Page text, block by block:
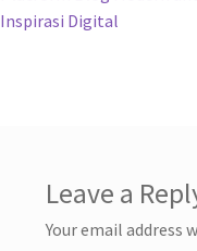
navigation
Inspirasi Digital
Leave a
Your email address